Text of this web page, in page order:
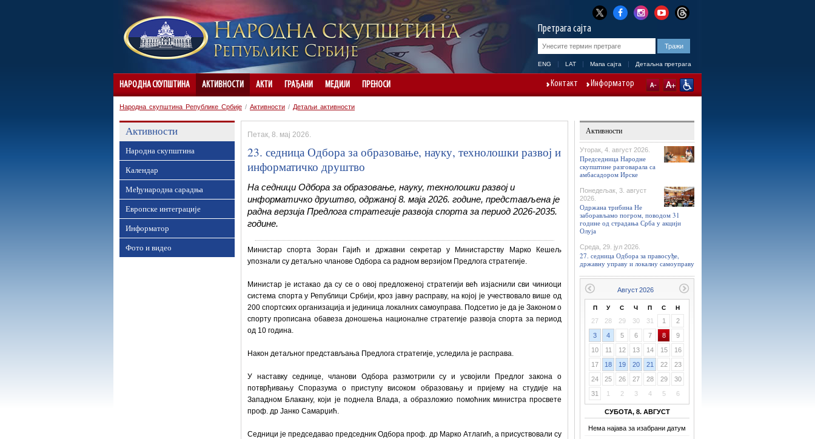
Претрага сајта
ENG LAT Мапа сајта Детаљна претрага
НАРОДНА СКУПШТИНА АКТИВНОСТИ АКТИ ГРАЂАНИ МЕДИЈИ ПРЕНОСИ Контакт Информатор
Народна скупштина Републике Србије / Активности / Детаљи активности
Активности
Народна скупштина
Календар
Међународна сарадња
Европске интеграције
Информатор
Фото и видео
Петак, 8. мај 2026.
23. седница Одбора за образовање, науку, технолошки развој и
информатичко друштво
На седници Одбора за образовање, науку, технолошки развој и
информатичко друштво, одржаној 8. маја 2026. године, представљена је
радна верзија Предлога стратегије развоја спорта за период 2026-2035.
године.
Министар спорта Зоран Гајић и државни секретар у Министарству Марко Кешељ
упознали су детаљно чланове Одбора са радном верзијом Предлога стратегије.
Министар је истакао да су се о овој предложеној стратегији већ изјаснили сви чиниоци
система спорта у Републици Србији, кроз јавну расправу, на којој је учествовало више од
200 спортских организација и јединица локалних самоуправа. Подсетио је да је Законом о
спорту прописана обавеза доношења националне стратегије развоја спорта за период
од 10 година.
Након детаљног представљања Предлога стратегије, уследила је расправа.
У наставку седнице, чланови Одбора размотрили су и усвојили Предлог закона о
потврђивању Споразума о приступу високом образовању и пријему на студије на
Западном Блакану, који је поднела Влада, а образложио помоћник министра просвете
проф. др Јанко Самарџић.
Седници је председавао председник Одбора проф. др Марко Атлагић, а присуствовали су
Активности
Уторак, 4. август 2026.
Председница Народне
скупштине разговарала са
амбасадором Ирске
Понедељак, 3. август
2026.
Одржана трибина Не
заборављамо погром, поводом 31
године од страдања Срба у акцији
Олуја
Среда, 29. јул 2026.
27. седница Одбора за правосуђе,
државну управу и локалну самоуправу
П У С Ч П С Н
27 28 29 30 31 1
2
3
4 5 6 7 8
9
10
11 12 13 14 15
16
17
18 19 20 21 22
23
24
25 26 27 28 29
30
31
1 2 3 4 5 6
СУБОТА, 8. АВГУСТ
Нема најава за изабрани датум